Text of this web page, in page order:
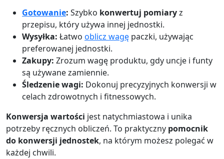
Gotowanie: Szybko konwertuj pomiaryz
przepisu, który używa innej jednostki.
Wysyłka: Łatwo oblicz wagę paczki, używając
preferowanej jednostki.
Zakupy: Zrozum wagę produktu, gdy uncje i funty
są używane zamiennie.
Śledzenie wagi: Dokonuj precyzyjnych konwersji w
celach zdrowotnych i fitnessowych.
Konwersja wartości jest natychmiastowa i unika
potrzeby ręcznych obliczeń. To praktyczny pomocnik
do konwersji jednostek, na którym możesz polegać w
każdej chwili.